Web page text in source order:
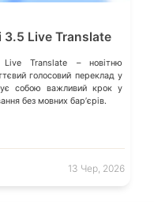
3.5 Live Translate
Translate – новітню
голосовий переклад у
собою важливий крок у
без мовних барʼєрів.
13 Чер, 2026